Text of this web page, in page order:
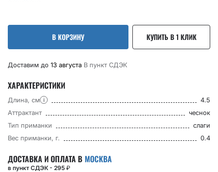
В КОРЗИНУ КУПИТЬ В 1 КЛИК
Доставим до 13 августа В пункт CДЭК
ХАРАКТЕРИСТИКИ
Длина, см i
4.5
Аттрактант
чеснок
Тип приманки
слаги
Вес приманки, г.
0.4
ДОСТАВКА И ОПЛАТА В МОСКВА
в пункт СДЭК - 295 ₽